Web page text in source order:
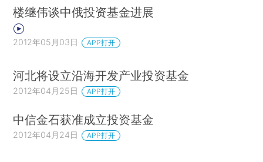
楼继伟谈中俄投资基金进展
2012年05月03日 APP打开
河北将设立沿海开发产业投资基金
2012年04月25日 APP打开
中信金石获准成立投资基金
2012年04月24日 APP打开